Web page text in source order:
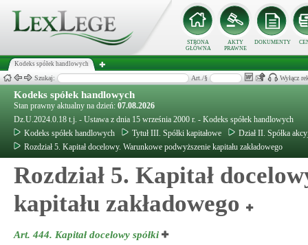
STRONA
GŁÓWNA
AKTY
PRAWNE
DOKUMENTY
Kodeks spółek handlowych
Szukaj: Art./§ Wyłącz
Kodeks spółek handlowych
Stan prawny aktualny na dzień: 07.08.2026
Dz.U.2024.0.18 t.j. - Ustawa z dnia 15 września 2000 r. - Kodeks spółek handlowych
Kodeks spółek handlowych
Tytuł III. Spółki kapitałowe
Dział II. Spółka
Rozdział 5. Kapitał docelowy. Warunkowe podwyższenie kapitału zakładowego
Rozdział 5. Kapitał
kapitału zakładowego
Art. 444. Kapitał docelowy spółki